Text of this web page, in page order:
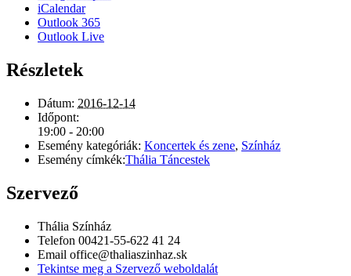
iCalendar
Outlook 365
Outlook Live
Részletek
Dátum: 2016-12-14
Időpont:
19:00 - 20:00
Esemény kategóriák: Koncertek és zene, Színház
Esemény címkék:Thália Táncestek
Szervező
Thália Színház
Telefon 00421-55-622 41 24
Email office@thaliaszinhaz.sk
Tekintse meg a Szervező weboldalát